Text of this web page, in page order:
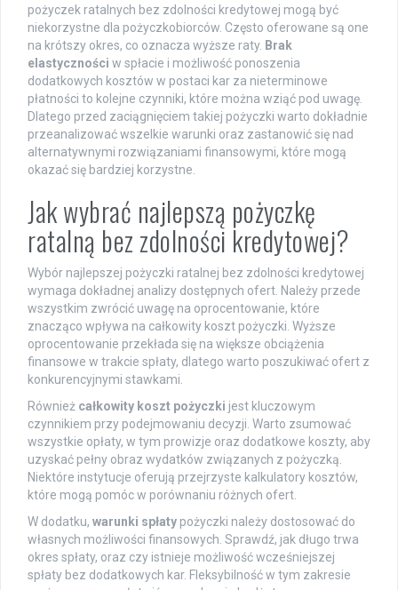
pożyczek ratalnych bez zdolności kredytowej mogą być
niekorzystne dla pożyczkobiorców. Często oferowane są one
na krótszy okres, co oznacza wyższe raty. Brak
elastyczności w spłacie i możliwość ponoszenia
dodatkowych kosztów w postaci kar za nieterminowe
płatności to kolejne czynniki, które można wziąć pod uwagę.
Dlatego przed zaciągnięciem takiej pożyczki warto dokładnie
przeanalizować wszelkie warunki oraz zastanowić się nad
alternatywnymi rozwiązaniami finansowymi, które mogą
okazać się bardziej korzystne.
Jak wybrać najlepszą pożyczkę
ratalną bez zdolności kredytowej?
Wybór najlepszej pożyczki ratalnej bez zdolności kredytowej
wymaga dokładnej analizy dostępnych ofert. Należy przede
wszystkim zwrócić uwagę na oprocentowanie, które
znacząco wpływa na całkowity koszt pożyczki. Wyższe
oprocentowanie przekłada się na większe obciążenia
finansowe w trakcie spłaty, dlatego warto poszukiwać ofert z
konkurencyjnymi stawkami.
Również całkowity koszt pożyczki jest kluczowym
czynnikiem przy podejmowaniu decyzji. Warto zsumować
wszystkie opłaty, w tym prowizje oraz dodatkowe koszty, aby
uzyskać pełny obraz wydatków związanych z pożyczką.
Niektóre instytucje oferują przejrzyste kalkulatory kosztów,
które mogą pomóc w porównaniu różnych ofert.
W dodatku, warunki spłaty pożyczki należy dostosować do
własnych możliwości finansowych. Sprawdź, jak długo trwa
okres spłaty, oraz czy istnieje możliwość wcześniejszej
spłaty bez dodatkowych kar. Fleksybilność w tym zakresie